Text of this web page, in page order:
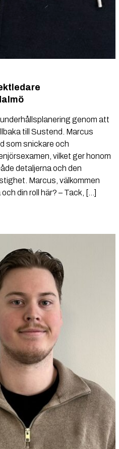
genom att
till Sustend. Marcus
som snickare och
vilket ger honom
detaljerna och den
Marcus, välkommen
din roll här? – Tack, […]